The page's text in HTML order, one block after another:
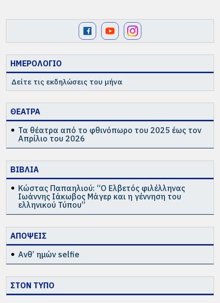
ΗΜΕΡΟΛΟΓΙΟ
Δείτε τις εκδηλώσεις του μήνα
ΘΕΑΤΡΑ
Τα θέατρα από το φθινόπωρο του 2025 έως τον
Απρίλιο του 2026
ΒΙΒΛΙΑ
Κώστας Παπαηλιού: “Ο Ελβετός φιλέλληνας
Ιωάννης Ιάκωβος Μάγερ και η γέννηση του
ελληνικού Τύπου”
ΑΠΟΨΕΙΣ
Ανθ’ ημών selfie
ΣΤΟΝ ΤΥΠΟ